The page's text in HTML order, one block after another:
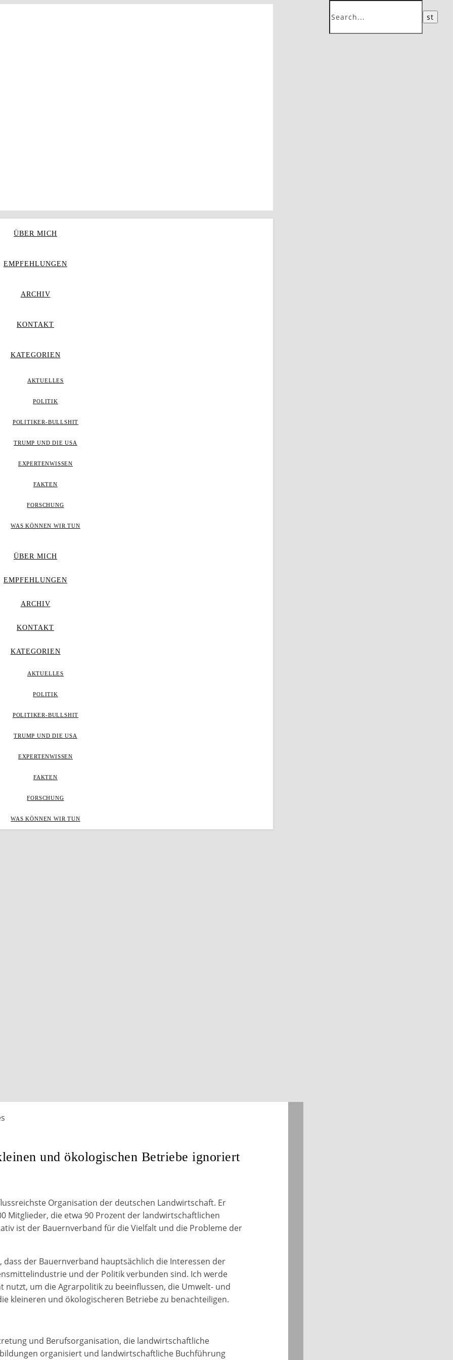
ÜBER MICH
EMPFEHLUNGEN
ARCHIV
KONTAKT
KATEGORIEN
AKTUELLES
POLITIK
POLITIKER-BULLSHIT
TRUMP UND DIE USA
EXPERTENWISSEN
FAKTEN
FORSCHUNG
WAS KÖNNEN WIR TUN
ÜBER MICH
EMPFEHLUNGEN
ARCHIV
KONTAKT
KATEGORIEN
AKTUELLES
POLITIK
POLITIKER-BULLSHIT
TRUMP UND DIE USA
EXPERTENWISSEN
FAKTEN
FORSCHUNG
WAS KÖNNEN WIR TUN
und ökologischen Betriebe ignoriert
Organisation der deutschen Landwirtschaft. Er
Mitglieder, die etwa 90 Prozent der landwirtschaftlichen
ist der Bauernverband für die Vielfalt und die Probleme der
der Bauernverband hauptsächlich die Interessen der
und der Politik verbunden sind. Ich werde
nutzt, um die Agrarpolitik zu beeinflussen, die Umwelt- und
kleineren und ökologischeren Betriebe zu benachteiligen.
und Berufsorganisation, die landwirtschaftliche
organisiert und landwirtschaftliche Buchführung